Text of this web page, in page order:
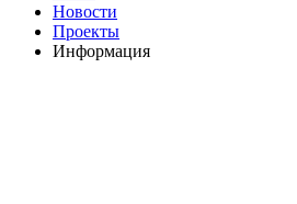
Новости
Проекты
Информация